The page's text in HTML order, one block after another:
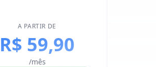
A PARTIR DE
R$ 59,90
/mês